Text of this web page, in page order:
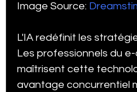
Image Source:
L'IA redéfinit les
Les professionnels du
maîtrisent cette
avantage concurrentiel